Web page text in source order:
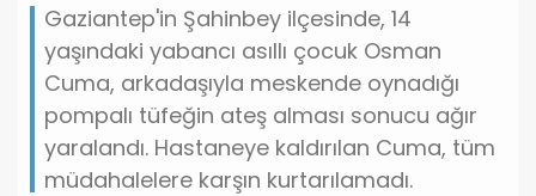
Gaziantep'in Şahinbey ilçesinde, 14
yaşındaki yabancı asıllı çocuk Osman
Cuma, arkadaşıyla meskende oynadığı
pompalı tüfeğin ateş alması sonucu ağır
yaralandı. Hastaneye kaldırılan Cuma, tüm
müdahalelere karşın kurtarılamadı.